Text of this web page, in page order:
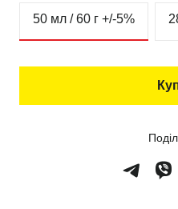
50 мл / 60 г +/-5%